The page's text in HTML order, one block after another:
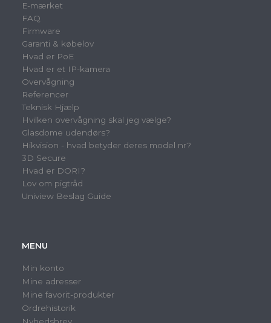
E-mærket
FAQ
Firmware
Garanti & købelov
Hvad er PoE
Hvad er et IP-kamera
Overvågning
Referencer
Teknisk Hjælp
Hvilken overvågning skal jeg vælge?
Glasdome udendørs?
Hikvision - hvad betyder deres model nr?
3D Secure
Hvad er DORI?
Lov om pigtråd
Uniview Beslag Guide
MENU
Min konto
Mine adresser
Mine favorit-produkter
Ordrehistorik